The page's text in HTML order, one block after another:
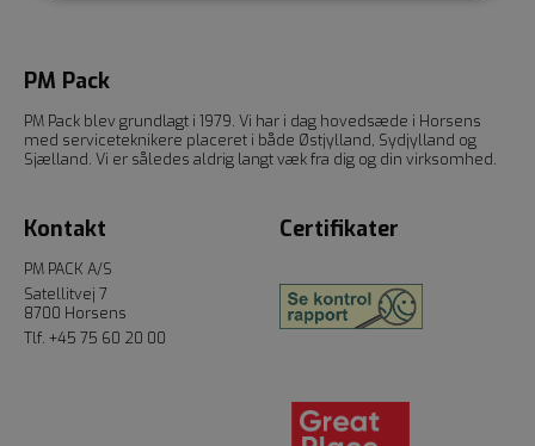
PM Pack
PM Pack blev grundlagt i 1979. Vi har i dag hovedsæde i Horsens
med serviceteknikere placeret i både Østjylland, Sydjylland og
Sjælland. Vi er således aldrig langt væk fra dig og din virksomhed.
Kontakt
PM PACK A/S
Satellitvej 7
8700 Horsens
Tlf. +45 75 60 20 00
Certifikater